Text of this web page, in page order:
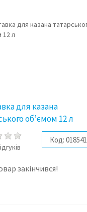
для казана
об’ємом 12 л
Код: 018541
закінчився!